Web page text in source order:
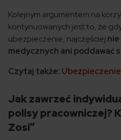
Kolejnym argumentem na
kontynuowanych jest to, że
ubezpieczenie, najczęściej
medycznych ani poddawać
Czytaj także:
Jak zawrzeć
polisy pracowniczej?
Zosi”